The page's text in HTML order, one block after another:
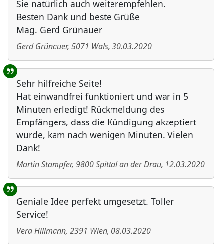
Sie natürlich auch weiterempfehlen.
Besten Dank und beste Grüße
Mag. Gerd Grünauer
Gerd Grünauer, 5071 Wals, 30.03.2020
Sehr hilfreiche Seite!
Hat einwandfrei funktioniert und war in 5
Minuten erledigt! Rückmeldung des
Empfängers, dass die Kündigung akzeptiert
wurde, kam nach wenigen Minuten. Vielen
Dank!
Martin Stampfer, 9800Spittal an der Drau, 12.03.2020
Geniale Idee perfekt umgesetzt. Toller
Service!
Vera Hillmann, 2391 Wien, 08.03.2020